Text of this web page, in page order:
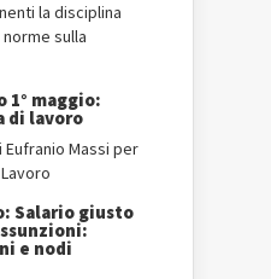
la disciplina
sulla
maggio:
di lavoro
Massi per
Salario giusto
e nodi